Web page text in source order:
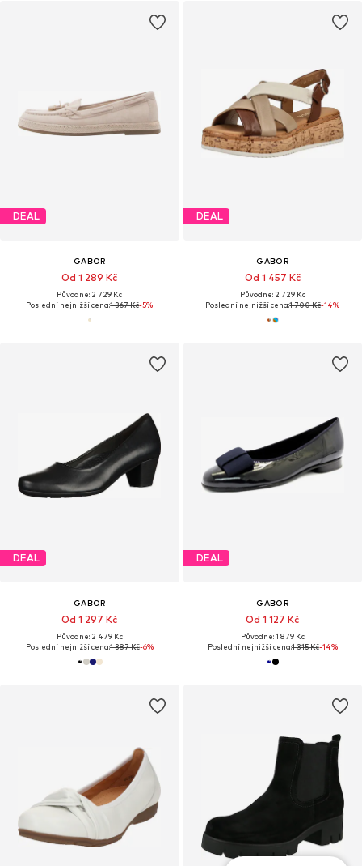
DEAL
GABOR
Od 1 289 Kč
Původně: 2 729 Kč
Poslední nejnižší cena:1 367 Kč-5%
DEAL
GABOR
Od 1 457 Kč
Původně: 2 729 Kč
Poslední nejnižší cena:1 700 Kč-14%
DEAL
GABOR
Od 1 297 Kč
Původně: 2 479 Kč
Poslední nejnižší cena:1 387 Kč-6%
DEAL
GABOR
Od 1 127 Kč
Původně: 1 879 Kč
Poslední nejnižší cena:1 315 Kč-14%